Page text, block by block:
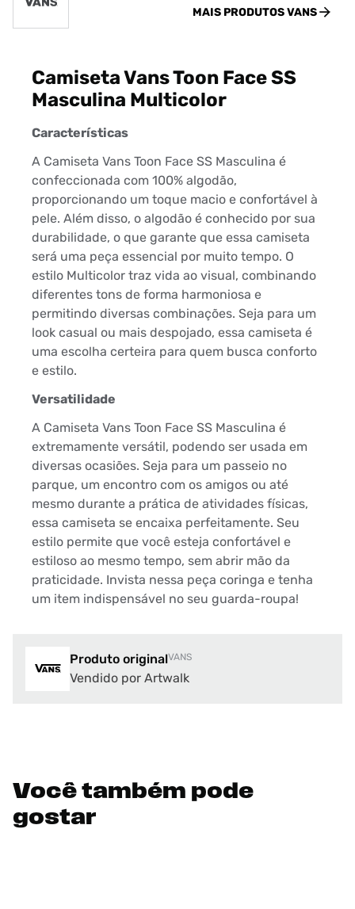
MAIS PRODUTOSVANS
Camiseta Vans Toon Face SS
Masculina Multicolor
Características
A Camiseta Vans Toon Face SS Masculina é
confeccionada com 100% algodão,
proporcionando um toque macio e confortável à
pele. Além disso, o algodão é conhecido por sua
durabilidade, o que garante que essa camiseta
será uma peça essencial por muito tempo. O
estilo Multicolor traz vida ao visual, combinando
diferentes tons de forma harmoniosa e
permitindo diversas combinações. Seja para um
look casual ou mais despojado, essa camiseta é
uma escolha certeira para quem busca conforto
e estilo.
Versatilidade
A Camiseta Vans Toon Face SS Masculina é
extremamente versátil, podendo ser usada em
diversas ocasiões. Seja para um passeio no
parque, um encontro com os amigos ou até
mesmo durante a prática de atividades físicas,
essa camiseta se encaixa perfeitamente. Seu
estilo permite que você esteja confortável e
estiloso ao mesmo tempo, sem abrir mão da
praticidade. Invista nessa peça coringa e tenha
um item indispensável no seu guarda-roupa!
Produto originalVANS
Vendido por Artwalk
Você também pode
gostar